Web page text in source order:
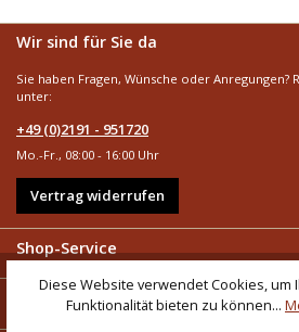
Wir sind für Sie da
Sie haben Fragen, Wünsche oder Anregungen?
unter:
+49 (0)2191 - 951720
Mo.-Fr., 08:00 - 16:00 Uhr
Vertrag widerrufen
Shop-Service
Informationen
Diese Website verwendet Cookies, um
Funktionalität bieten zu können...